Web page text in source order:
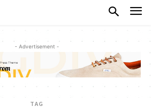
- Advertisement -
TAG